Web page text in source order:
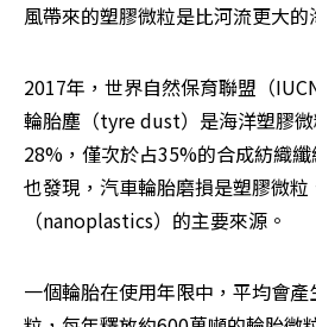
風帶來的塑膠微粒是比河流更大的
2017年，世界自然保育聯盟（
輪胎塵（tyre dust）是海洋塑膠
28%，僅次於占35%的合成紡織
也發現，汽車輪胎磨損是塑膠微
（nanoplastics）的主要來源。
一個輪胎在使用年限中，平均會